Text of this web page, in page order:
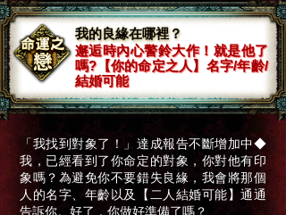
我的良緣在哪裡？
邂逅時內心警鈴大作！就是他了
嗎?【你的命定之人】名字/年齡/
結婚可能
「我找到對象了！」達成報告不斷增加中◆
我，已經看到了你命定的對象，你對他有印
象嗎？為避免你不要錯失良緣，我會將那個
人的名字、年齡以及【二人結婚可能】通通
告訴你。好了，你做好準備了嗎？